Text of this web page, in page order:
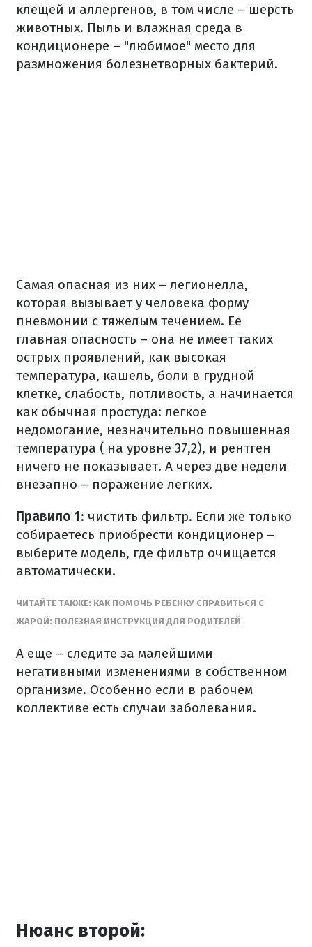
клещей и аллергенов, в том числе – шерсть
животных. Пыль и влажная среда в
кондиционере – "любимое" место для
размножения болезнетворных бактерий.
Самая опасная из них – легионелла,
которая вызывает у человека форму
пневмонии с тяжелым течением. Ее
главная опасность – она не имеет таких
острых проявлений, как высокая
температура, кашель, боли в грудной
клетке, слабость, потливость, а начинается
как обычная простуда: легкое
недомогание, незначительно повышенная
температура ( на уровне 37,2), и рентген
ничего не показывает. А через две недели
внезапно – поражение легких.
Правило 1: чистить фильтр. Если же только
собираетесь приобрести кондиционер –
выберите модель, где фильтр очищается
автоматически.
ЧИТАЙТЕ ТАКЖЕ: КАК ПОМОЧЬ РЕБЕНКУ СПРАВИТЬСЯ С
ЖАРОЙ: ПОЛЕЗНАЯ ИНСТРУКЦИЯ ДЛЯ РОДИТЕЛЕЙ
А еще – следите за малейшими
негативными изменениями в собственном
организме. Особенно если в рабочем
коллективе есть случаи заболевания.
Нюанс второй: